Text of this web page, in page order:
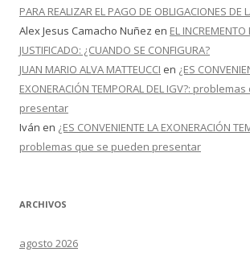
PARA REALIZAR EL PAGO DE OBLIGACIONES DE
Alex Jesus Camacho Nuñez en EL
JUSTIFICADO: ¿CUANDO SE CONFIGURA?
JUAN MARIO ALVA MATTEUCCI en ¿ES
EXONERACIÓN TEMPORAL DEL IGV?:
presentar
Iván en ¿ES CONVENIENTE LA EXONERACIÓN
problemas que se pueden presentar
ARCHIVOS
agosto 2026